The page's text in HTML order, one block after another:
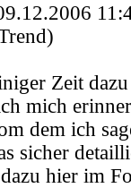
Zeit
mich
dem ich
sicher
hier im